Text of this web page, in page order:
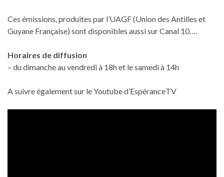
Ces émissions, produites par l’UAGF (Union des Antilles et
Guyane Française) sont disponibles aussi sur Canal 10….
Horaires de diffusion
– du dimanche au vendredi à 18h et le samedi à 14h
A suivre également sur le Youtube d’EspéranceTV